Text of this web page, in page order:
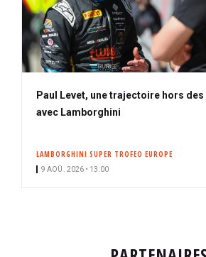
Paul Levet, une trajectoire hors
avec Lamborghini
LAMBORGHINI SUPER TROFEO EUROPE
9 AOÛ. 2026 • 13:00